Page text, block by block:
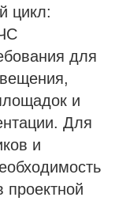
цикл:
для
и
Для
и
проектной